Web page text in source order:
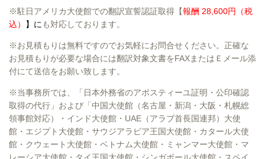
※駐日アメリカ大使館での翻訳宣誓認証取得【報酬 28,600円（税
込）
】に も対応しております。
※お見積もりは無料ですのでお気軽にお問合せください。正確な
お見積もりが必要な場合には翻訳対象文書をFAXまたはＥメール添
付にて送信をお願い致します。
※当事務所では、「日本外務省のアポスティーユ証明・公印確認
取得の代行」および「中国大使館（名古屋・新潟・大阪・札幌総
領事館対応）・インド大使館・UAE（アラブ首長国連邦）大使
館・エジプト大使館・サウジアラビア王国大使館・カタール大使
館・クウェート大使館・ベトナム大使館・ミャンマー大使館・マ